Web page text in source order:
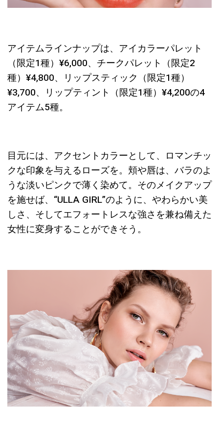
アイテムラインナップは、アイカラーパレット
（限定1種） ¥6,000、チークパレット（限定2
種） ¥4,800、リップスティック（限定1種）
¥3,700、リップティント（限定1種） ¥4,200の4
アイテム5種。
目元には、アクセントカラーとして、ロマンチッ
クな印象を与えるローズを。頬や唇は、バラのよ
うな淡いピンクで薄く染めて。そのメイクアップ
を施せば、“ULLA GIRL”のように、やわらかい美
しさ、そしてエフォートレスな強さを兼ね備えた
女性に変身することができそう。